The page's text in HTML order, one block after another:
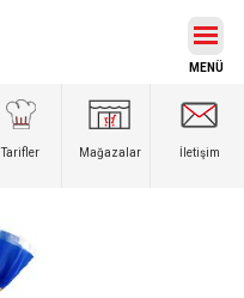
Tarifler Mağazalar İletişim